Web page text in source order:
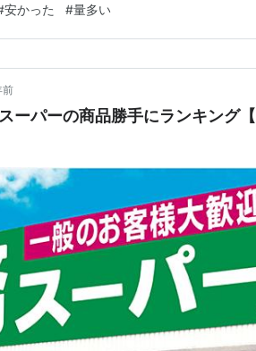
るから行けない距離ではない。 で、かっ
菜は売ってな…
安かった #量多い
前
ーパーの商品勝手にランキング